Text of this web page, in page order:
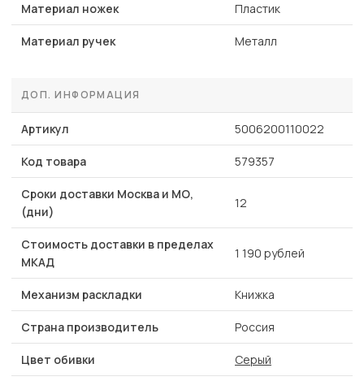
Материал ножек Пластик
Материал ручек Металл
ДОП. ИНФОРМАЦИЯ
Артикул 5006200110022
Код товара 579357
Сроки доставки Москва и МО,
(дни)
12
Стоимость доставки в пределах
МКАД
1 190 рублей
Механизм раскладки Книжка
Страна производитель Россия
Цвет обивки Серый